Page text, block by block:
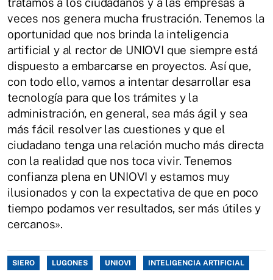
veces nos genera mucha frustración. Tenemos la
oportunidad que nos brinda la inteligencia
artificial y al rector de UNIOVI que siempre está
dispuesto a embarcarse en proyectos. Así que,
con todo ello, vamos a intentar desarrollar esa
tecnología para que los trámites y la
administración, en general, sea más ágil y sea
más fácil resolver las cuestiones y que el
ciudadano tenga una relación mucho más directa
con la realidad que nos toca vivir. Tenemos
confianza plena en UNIOVI y estamos muy
ilusionados y con la expectativa de que en poco
tiempo podamos ver resultados, ser más útiles y
cercanos».
SIERO LUGONES UNIOVI INTELIGENCIA ARTIFICIAL